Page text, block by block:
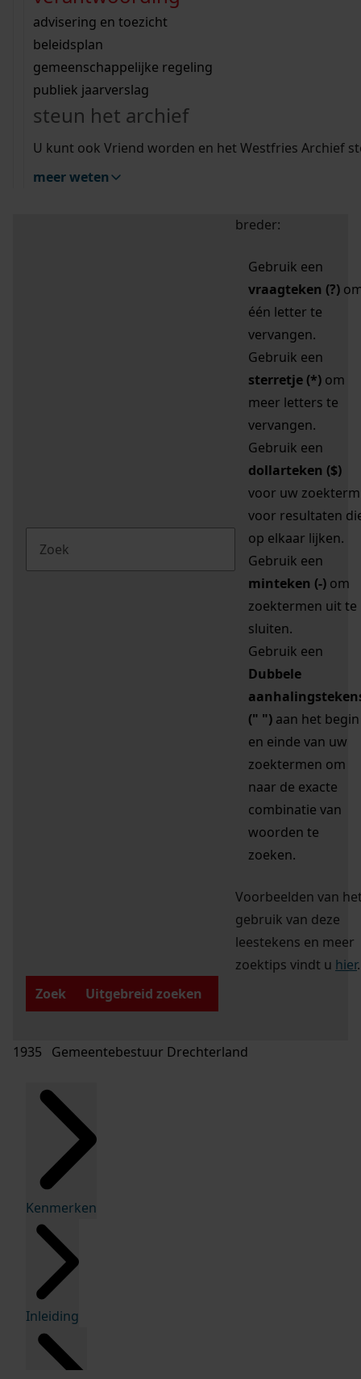
bouwvergunningen
omgevingsvergunningen
vergunningen
beeld en geluid
uitleg nodig?
Wij helpen u op weg met een aantal zoektips.
bekijk alle zoektips
Wij helpen u op weg met een aantal zoektips.
bekijk alle zoektips
bekijk ons geschiedenislokaal
advisering en toezicht
beleidsplan
gemeenschappelijke regeling
publiek jaarverslag
steun het archief
U kunt ook Vriend worden en het Westfries Archief
meer weten
zoektips
Mijn Studiezaal (inloggen)
uw zoekopdracht te
breder:
Gebruik een
vraagteken (?)
één letter te
vervangen.
Gebruik een
sterretje (*) om
meer letters te
vervangen.
Gebruik een
dollarteken ($)
voor uw zoekterm
voor resultaten
op elkaar lijken.
Gebruik een
minteken (-) om
zoektermen uit te
sluiten.
Gebruik een
Dubbele
(" ") aan het begin
en einde van uw
zoektermen om
naar de exacte
combinatie van
woorden te
zoeken.
Voorbeelden van
gebruik van deze
leestekens en meer
zoektips vindt u hier.
Zoek
Uitgebreid zoeken
1935 Gemeentebestuur Drechterland
Kenmerken
Inleiding